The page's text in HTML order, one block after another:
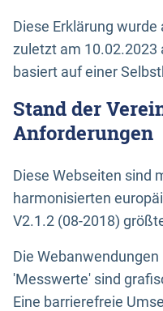
Diese Erklärung
zuletzt am 10.02.2023
basiert auf einer
Stand der
Anforderungen
Diese Webseiten sind
harmonisierten
V2.1.2 (08-2018)
Die
'Messwerte' sind
Eine barrierefreie